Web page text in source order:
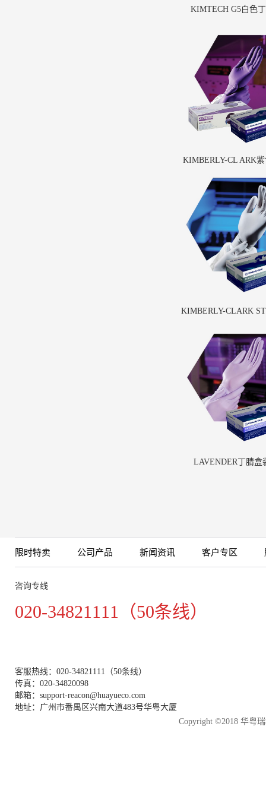
KIMTECH G5白色
KIMBERLY-CL ARK
装手套
KIMBERLY-CLARK
腈盒装手套
LAVENDER丁腈盒
限时特卖 公司产品 新闻资讯 客户专区
咨询专线
020-34821111（50条线）
客服热线：020-34821111（50条线）
传真：020-34820098
邮箱：support-reacon@huayueco.com
地址：广州市番禺区兴南大道483号华粤大厦
Copyright ©2018 华粤